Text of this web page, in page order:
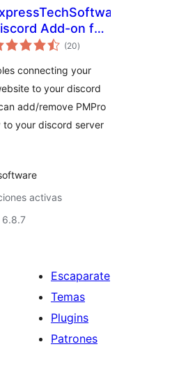
Add-on for
Memberships
(20total
de
)
connecting your
to your discord
add/remove PMPro
to your discord server
activas
6.8.7
Escaparate
Temas
Plugins
Patrones